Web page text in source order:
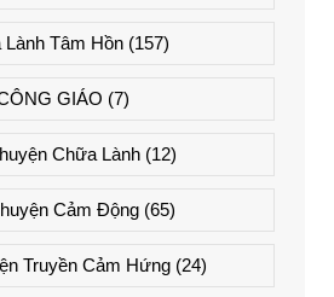
Lành Tâm Hồn(157)
GIÁO (7)
Chữa Lành (12)
Cảm Động (65)
Truyền Cảm Hứng(24)